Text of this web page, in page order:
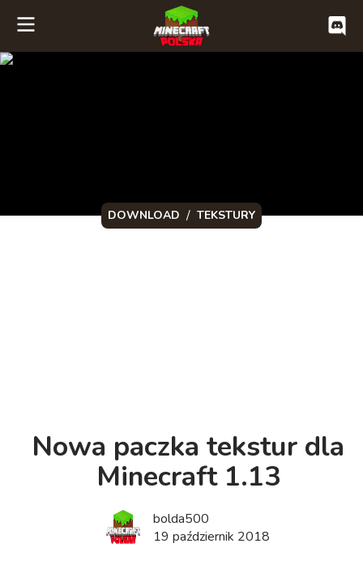
DOWNLOAD / TEKSTURY
Nowa paczka tekstur dla
Minecraft 1.13
bolda500
19 październik 2018